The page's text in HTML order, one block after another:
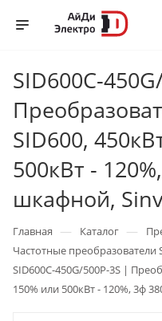
SID600C-
SID600,
500кВт -
шкафной,
Главная — Каталог —
Частотные преобразователи
SID600C-450G/500P-3S |
150% или 500кВт - 120%, 3ф